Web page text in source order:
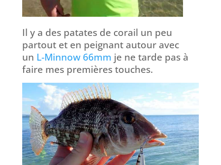
Il y a des patates de corail un peu
partout et en peignant autour avec
un L-Minnow 66mm je ne tarde pas à
faire mes premières touches.